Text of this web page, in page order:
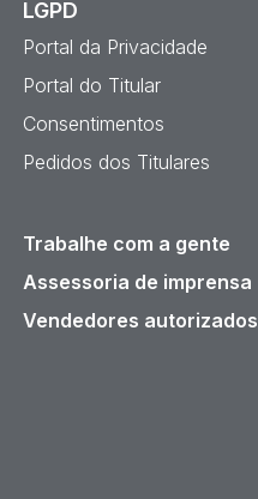
LGPD
Portal da Privacidade
Portal do Titular
Consentimentos
Pedidos dos Titulares
Trabalhe com a gente
Assessoria de imprensa
Vendedores autorizados